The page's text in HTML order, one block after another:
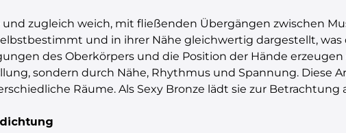
zugleich weich, mit fließenden Übergängen zwischen
und in ihrer Nähe gleichwertig dargestellt,
des Oberkörpers und die Position der Hände
sondern durch Nähe, Rhythmus und Spannung. Diese
Räume. Als Sexy Bronze lädt sie zur